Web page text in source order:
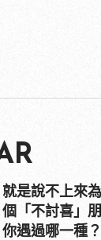
就是說不上來
個「不討喜」
你遇過哪一種？